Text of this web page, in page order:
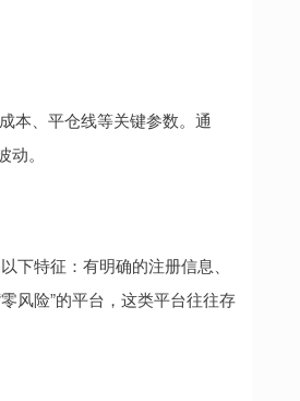
本、平仓线等关键参数。通
。
下特征：有明确的注册信息、
风险”的平台，这类平台往往存